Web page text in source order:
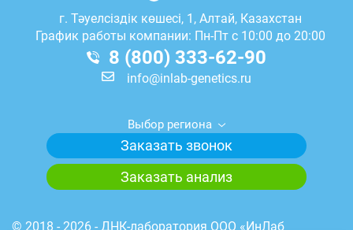
г. Тәуелсіздік көшесі, 1, Алтай, Казахстан
График работы компании: Пн-Пт с 10:00 до 20:00
8 (800) 333-62-90
info@inlab-genetics.ru
Выбор региона
Заказать звонок
Заказать анализ
© 2018 - 2026 - ДНК-лаборатория ООО «ИнЛаб